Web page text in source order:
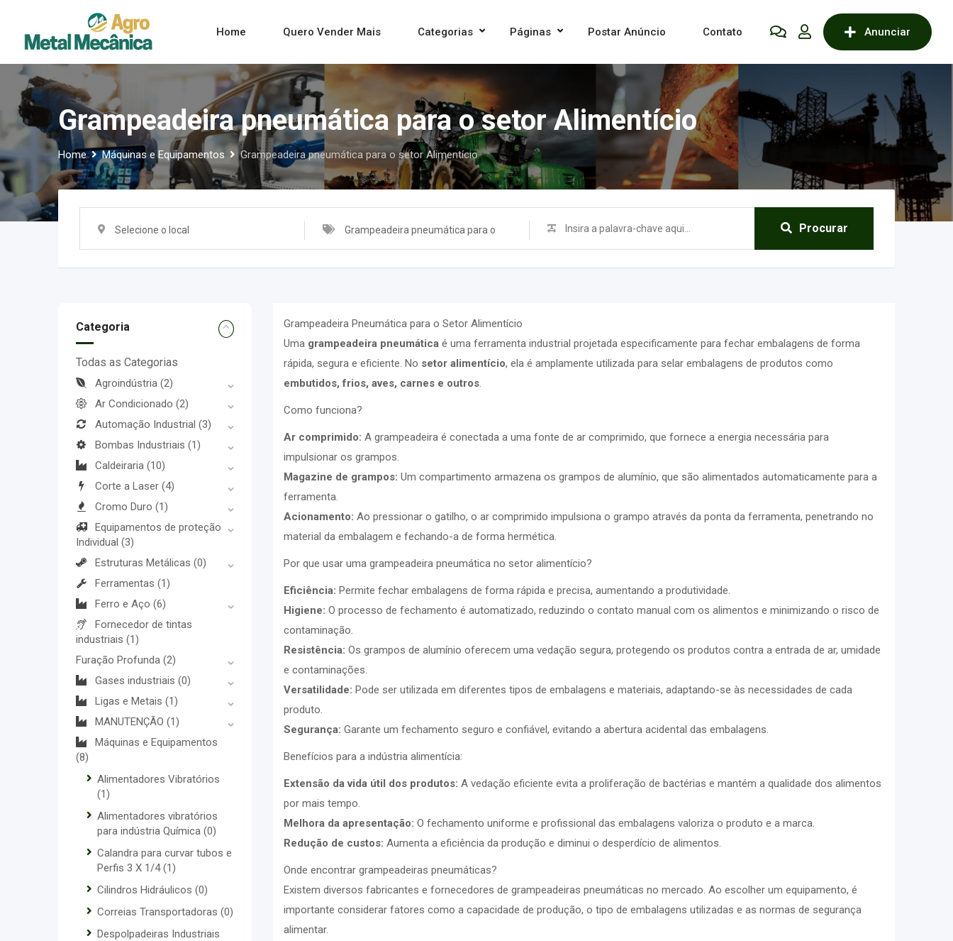
content
Anunciar
Home Quero Vender Mais Categorias Páginas Postar Anúncio Contato
Grampeadeira pneumática para o setor Alimentício
Home Máquinas e Equipamentos Grampeadeira pneumática para o setor Alimentício
Selecione o local Grampeadeira pneumática para o Procurar
Categoria
Todas as Categorias
Agroindústria (2)
Ar Condicionado (2)
Automação Industrial (3)
Bombas Industriais (1)
Caldeiraria (10)
Corte a Laser (4)
Cromo Duro (1)
Equipamentos de proteção
Individual (3)
Estruturas Metálicas (0)
Ferramentas (1)
Ferro e Aço (6)
Fornecedor de tintas
industriais (1)
Furação Profunda (2)
Gases industriais (0)
Ligas e Metais (1)
MANUTENÇÃO (1)
Máquinas e Equipamentos
(8)
Alimentadores Vibratórios
(1)
Alimentadores vibratórios
para indústria Química (0)
Calandra para curvar tubos e
Perfis 3 X 1/4(1)
Cilindros Hidráulicos (0)
Correias Transportadoras (0)
Despolpadeiras Industriais
Grampeadeira Pneumática para o Setor Alimentício
Uma grampeadeira pneumáticaé uma ferramenta industrial projetada especificamente para fechar embalagens de forma
rápida, segura e eficiente. No setor alimentício, ela é amplamente utilizada para selar embalagens de produtos como
embutidos, frios, aves, carnes e outros.
Como funciona?
Ar comprimido: A grampeadeira é conectada a uma fonte de ar comprimido, que fornece a energia necessária para
impulsionar os grampos.
Magazine de grampos: Um compartimento armazena os grampos de alumínio, que são alimentados automaticamente para a
ferramenta.
Acionamento: Ao pressionar o gatilho, o ar comprimido impulsiona o grampo através da ponta da ferramenta, penetrando no
material da embalagem e fechando-a de forma hermética.
Por que usar uma grampeadeira pneumática no setor alimentício?
Eficiência: Permite fechar embalagens de forma rápida e precisa, aumentando a produtividade.
Higiene: O processo de fechamento é automatizado, reduzindo o contato manual com os alimentos e minimizando o risco de
contaminação.
Resistência: Os grampos de alumínio oferecem uma vedação segura, protegendo os produtos contra a entrada de ar, umidade
e contaminações.
Versatilidade: Pode ser utilizada em diferentes tipos de embalagens e materiais, adaptando-se às necessidades de cada
produto.
Segurança: Garante um fechamento seguro e confiável, evitando a abertura acidental das embalagens.
Benefícios para a indústria alimentícia:
Extensão da vida útil dos produtos: A vedação eficiente evita a proliferação de bactérias e mantém a qualidade dos alimentos
por mais tempo.
Melhora da apresentação: O fechamento uniforme e profissional das embalagens valoriza o produto e a marca.
Redução de custos: Aumenta a eficiência da produção e diminui o desperdício de alimentos.
Onde encontrar grampeadeiras pneumáticas?
Existem diversos fabricantes e fornecedores de grampeadeiras pneumáticas no mercado. Ao escolher um equipamento, é
importante considerar fatores como a capacidade de produção, o tipo de embalagens utilizadas e as normas de segurança
alimentar.